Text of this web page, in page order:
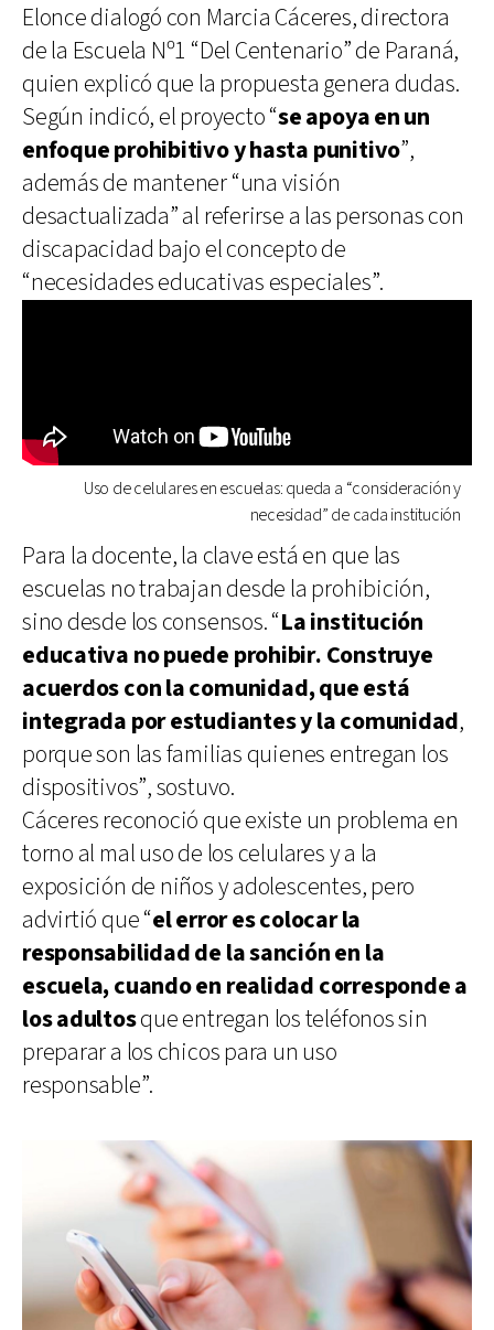
Elonce dialogó con Marcia Cáceres, directora
de la Escuela Nº1 “Del Centenario” de Paraná,
quien explicó que la propuesta genera dudas.
Según indicó, el proyecto “se apoya en un
enfoque prohibitivo y hasta punitivo”,
además de mantener “una visión
desactualizada” al referirse a las personas con
discapacidad bajo el concepto de
“necesidades educativas especiales”.
Uso de celulares en escuelas: queda a “consideración y
necesidad” de cada institución
Para la docente, la clave está en que las
escuelas no trabajan desde la prohibición,
sino desde los consensos. “La institución
educativa no puede prohibir. Construye
acuerdos con la comunidad, que está
integrada por estudiantes y la comunidad,
porque son las familias quienes entregan los
dispositivos”, sostuvo.
Cáceres reconoció que existe un problema en
torno al mal uso de los celulares y a la
exposición de niños y adolescentes, pero
advirtió que “el error es colocar la
responsabilidad de la sanción en la
escuela, cuando en realidad corresponde a
los adultosque entregan los teléfonos sin
preparar a los chicos para un uso
responsable”.